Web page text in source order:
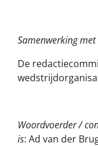
Samenwerking
De
Woordvoerder /
is: Ad van der